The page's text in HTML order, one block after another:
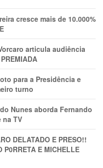
cresce mais de 10.000%
articula audiência
para a Presidência e
turno
Nunes aborda Fernando
na TV
DELATADO E PRESO!!
P0RRETA E MICHELLE